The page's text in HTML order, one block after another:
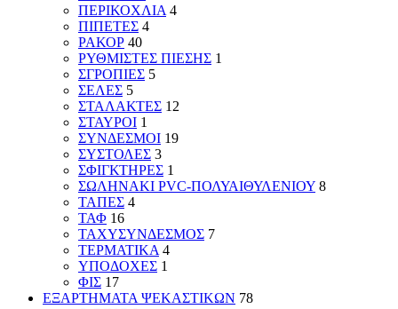
ΠΕΡΙΚΟΧΛΙΑ 4
ΠΙΠΕΤΕΣ 4
ΡΑΚΟΡ 40
ΡΥΘΜΙΣΤΕΣ ΠΙΕΣΗΣ 1
ΣΓΡΟΠΙΕΣ 5
ΣΕΛΕΣ 5
ΣΤΑΛΑΚΤΕΣ 12
ΣΤΑΥΡΟΙ 1
ΣΥΝΔΕΣΜΟΙ 19
ΣΥΣΤΟΛΕΣ 3
ΣΦΙΓΚΤΗΡΕΣ 1
ΣΩΛΗΝΑΚΙ PVC-ΠΟΛΥΑΙΘΥΛΕΝΙΟΥ 8
ΤΑΠΕΣ 4
ΤΑΦ 16
ΤΑΧΥΣΥΝΔΕΣΜΟΣ 7
ΤΕΡΜΑΤΙΚΑ 4
ΥΠΟΔΟΧΕΣ 1
ΦΙΣ 17
ΕΞΑΡΤΗΜΑΤΑ ΨΕΚΑΣΤΙΚΩΝ 78